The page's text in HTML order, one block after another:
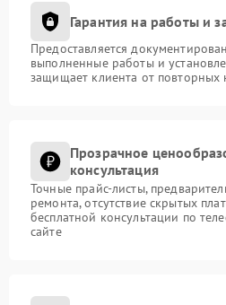
Гарантия на работы и
Предоставляется
выполненные работы и
защищает клиента от повторных
Прозрачное
консультация
Точные прайс-листы,
ремонта, отсутствие скрытых
бесплатной консультации по
сайте